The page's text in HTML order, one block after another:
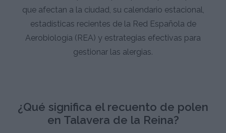
que afectan a la ciudad, su calendario estacional,
estadísticas recientes de la Red Española de
Aerobiología (REA) y estrategias efectivas para
gestionar las alergias.
¿Qué significa el recuento de polen
en Talavera de la Reina?